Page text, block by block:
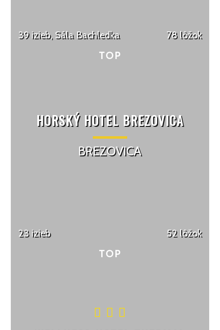
39 izieb, Sála Bachledka 78 lôžok
HORSKÝ HOTEL BREZOVICA
BREZOVICA
23 izieb 52 lôžok